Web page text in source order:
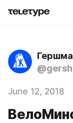
June 12, 2018